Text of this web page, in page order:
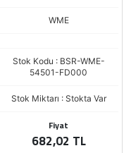
WME
Stok Kodu : BSR-WME-
54501-FD000
Stok Miktarı : Stokta Var
Fiyat
682,02 TL